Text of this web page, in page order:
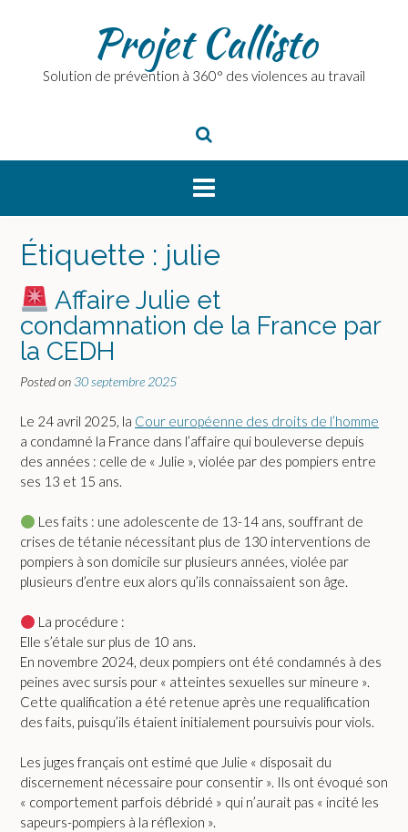
Projet Callisto
Solution de prévention à 360° des violences au travail
Étiquette : julie
Affaire Julie et
condamnation de la France par
la CEDH
Posted on 30 septembre 2025
Le 24 avril 2025, la Cour européenne des droits de l’homme
a condamné la France dans l’affaire qui bouleverse depuis
des années : celle de « Julie », violée par des pompiers entre
ses 13 et 15 ans.
Les faits : une adolescente de 13-14 ans, souffrant de
crises de tétanie nécessitant plus de 130 interventions de
pompiers à son domicile sur plusieurs années, violée par
plusieurs d’entre eux alors qu’ils connaissaient son âge.
La procédure :
Elle s’étale sur plus de 10 ans.
En novembre 2024, deux pompiers ont été condamnés à des
peines avec sursis pour « atteintes sexuelles sur mineure ».
Cette qualification a été retenue après une requalification
des faits, puisqu’ils étaient initialement poursuivis pour viols.
Les juges français ont estimé que Julie « disposait du
discernement nécessaire pour consentir ». Ils ont évoqué son
« comportement parfois débridé » qui n’aurait pas « incité les
sapeurs-pompiers à la réflexion ».